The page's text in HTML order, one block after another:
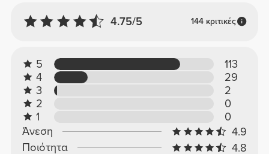
4.75/5 144 κριτικές
5
113
4
29
3
2
2
0
1
0
Άνεση
4.9
Ποιότητα
4.8